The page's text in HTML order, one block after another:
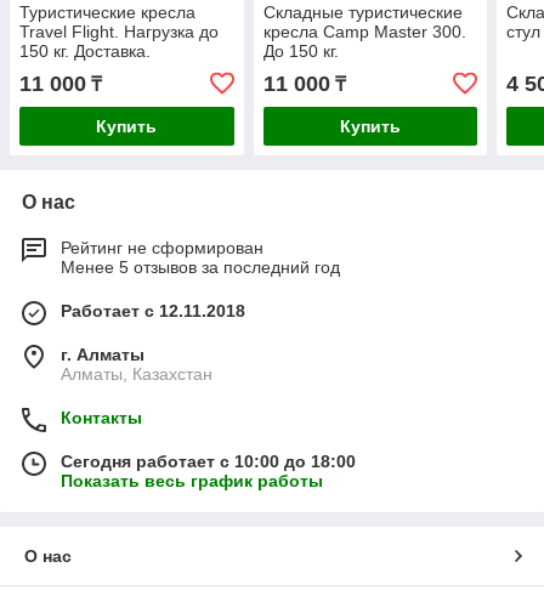
Туристические кресла
Travel Flight. Нагрузка до
150 кг. Доставка.
11 000 ₸
Купить
Складные туристические
кресла Camp Master 300.
До 150 кг.
11 000₸
Купить
4
О нас
Рейтинг не сформирован
Менее 5 отзывов за последний год
Работает с 12.11.2018
г. Алматы
Алматы, Казахстан
Контакты
Сегодня работает с 10:00 до 18:00
Показать весь график работы
О нас